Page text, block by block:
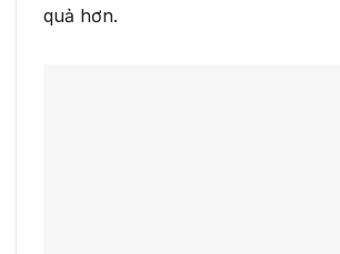
quả hơn.